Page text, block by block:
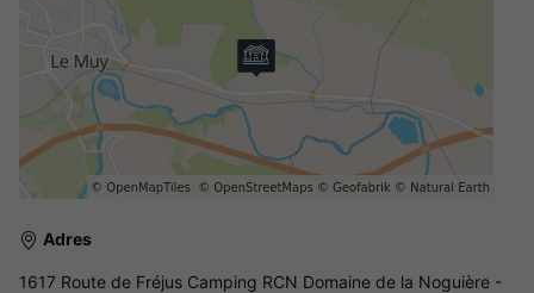
Adres
1617 Route de Fréjus Camping RCN Domaine de la Noguière -